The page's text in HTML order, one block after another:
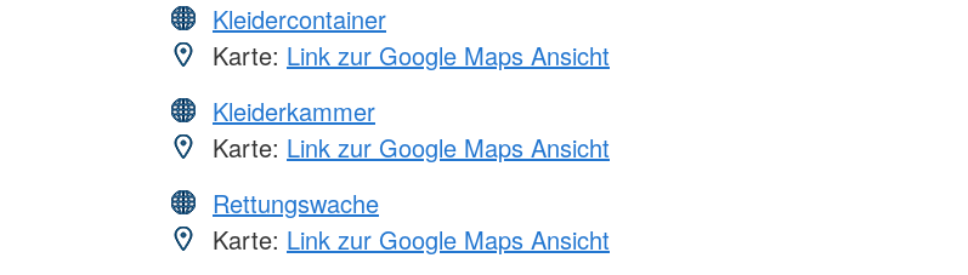
Kleidercontainer
Karte: Link zur Google Maps Ansicht
Kleiderkammer
Karte: Link zur Google Maps Ansicht
Rettungswache
Karte: Link zur Google Maps Ansicht